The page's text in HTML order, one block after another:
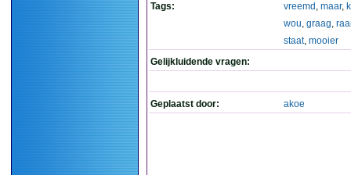
Tags:
vreemd , maar,
wou, graag,
staat, mooier
Gelijkluidende vragen:
Geplaatst door: akoe